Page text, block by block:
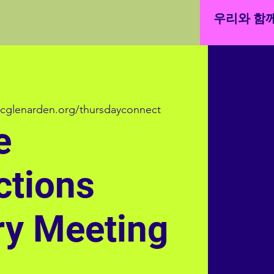
우리와 함
thursdayconnect
Meeting